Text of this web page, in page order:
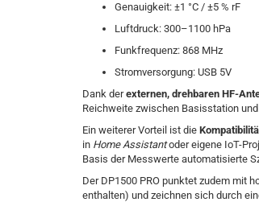
Genauigkeit: ±1 °C / ±5 % rF
Luftdruck: 300–1100 hPa
Funkfrequenz: 868 MHz
Stromversorgung: USB 5V
Dank derexternen, drehbaren HF-
Reichweite zwischen Basisstation
Ein weiterer Vorteil ist die
in Home Assistantoder eigene IoT-
Basis der Messwerte automatisierte
Der DP1500 PRO punktet zudem mit
enthalten) und zeichnen sich durch